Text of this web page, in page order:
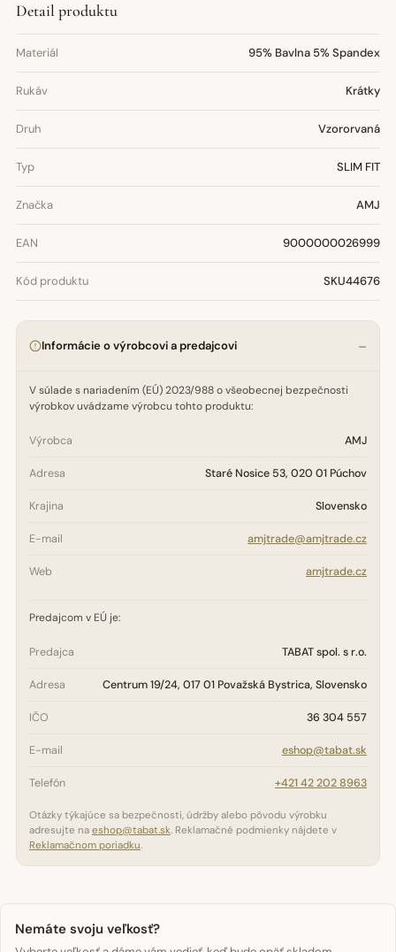
Detail produktu
Materiál 95% Bavlna 5% Spandex
Rukáv Krátky
Druh Vzororvaná
Typ SLIM FIT
Značka AMJ
EAN 9000000026999
Kód produktu SKU44676
Informácie o výrobcovi a predajcovi
V súlade s nariadením (EÚ) 2023/988 o všeobecnej bezpečnosti
výrobkov uvádzame výrobcu tohto produktu:
Výrobca AMJ
Adresa Staré Nosice 53, 020 01 Púchov
Krajina Slovensko
E-mail amjtrade@amjtrade.cz
Web amjtrade.cz
Predajcom v EÚ je:
Predajca TABAT spol. s r.o.
Adresa Centrum 19/24, 017 01 Považská Bystrica, Slovensko
IČO 36 304 557
E-mail eshop@tabat.sk
Telefón +421 42 202 8963
Otázky týkajúce sa bezpečnosti, údržby alebo pôvodu výrobku
adresujte na eshop@tabat.sk. Reklamačné podmienky nájdete v
Reklamačnom poriadku.
Nemáte svoju veľkosť?